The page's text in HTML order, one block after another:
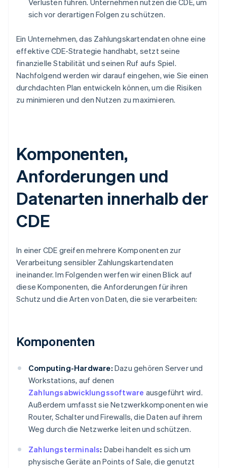
Verlusten führen. Unternehmen nutzen die CDE, um
sich vor derartigen Folgen zu schützen.
Ein Unternehmen, das Zahlungskartendaten ohne eine
effektive CDE-Strategie handhabt, setzt seine
finanzielle Stabilität und seinen Ruf aufs Spiel.
Nachfolgend werden wir darauf eingehen, wie Sie einen
durchdachten Plan entwickeln können, um die Risiken
zu minimieren und den Nutzen zu maximieren.
Komponenten,
Anforderungen und
Datenarten innerhalb der
CDE
In einer CDE greifen mehrere Komponenten zur
Verarbeitung sensibler Zahlungskartendaten
ineinander. Im Folgenden werfen wir einen Blick auf
diese Komponenten, die Anforderungen für ihren
Schutz und die Arten von Daten, die sie verarbeiten:
Komponenten
Computing-Hardware: Dazu gehören Server und
Workstations, auf denen
Zahlungsabwicklungssoftware ausgeführt wird.
Außerdem umfasst sie Netzwerkkomponenten wie
Router, Schalter und Firewalls, die Daten auf ihrem
Weg durch die Netzwerke leiten und schützen.
Zahlungsterminals: Dabei handelt es sich um
physische Geräte an Points of Sale, die genutzt